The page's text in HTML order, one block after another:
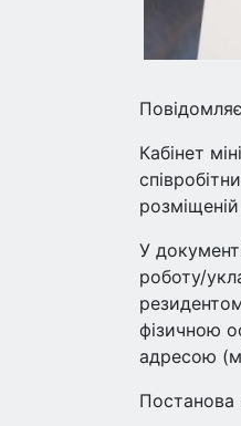
Кабінет
У
роботу/
фізичною
адресою
Постанова